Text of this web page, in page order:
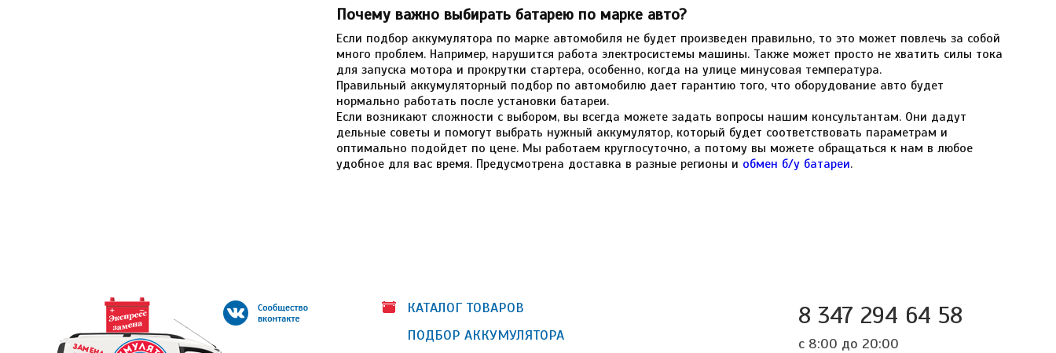
Почему важно выбирать батарею по марке авто?
Если подбор аккумулятора по марке автомобиля не будет произведен правильно, то это может повлечь за собой
много проблем. Например, нарушится работа электросистемы машины. Также может просто не хватить силы тока
для запуска мотора и прокрутки стартера, особенно, когда на улице минусовая температура.
Правильный аккумуляторный подбор по автомобилю дает гарантию того, что оборудование авто будет
нормально работать после установки батареи.
Если возникают сложности с выбором, вы всегда можете задать вопросы нашим консультантам. Они дадут
дельные советы и помогут выбрать нужный аккумулятор, который будет соответствовать параметрам и
оптимально подойдет по цене. Мы работаем круглосуточно, а потому вы можете обращаться к нам в любое
удобное для вас время. Предусмотрена доставка в разные регионы и обмен б/у батареи.
КАТАЛОГ ТОВАРОВ
ПОДБОР АККУМУЛЯТОРА
8 347 294 64 58
с 8:00 до 20:00